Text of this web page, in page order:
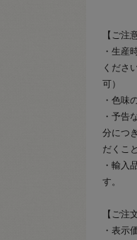
【ご注
・生産
くださ
可）
・色味
・予告
分につ
だくこ
・輸入
す。
【ご注
・表示